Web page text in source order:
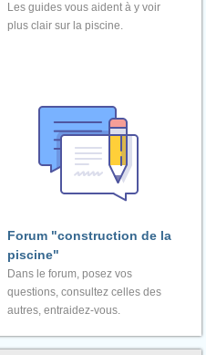
Les guides vous aident à y voir
plus clair sur la piscine.
Forum "construction de la
piscine"
Dans le forum, posez vos
questions, consultez celles des
autres, entraidez-vous.